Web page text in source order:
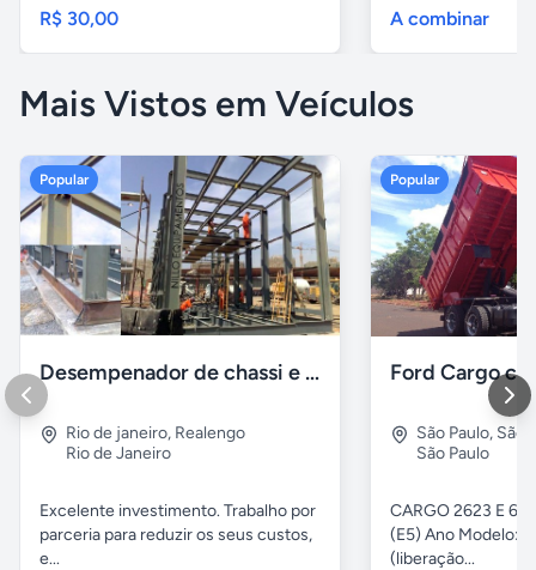
R$ 30,00 A combinar
Mais Vistos em Veículos
Popular
Desempenador de chassi e caçambas basculantes
Rio de janeiro, Realengo
Rio de Janeiro
Excelente investimento. Trabalho por
parceria para reduzir os seus custos,
e...
Popular
São Paulo, São
São Paulo
CARGO 2623 E
(E5) Ano Modelo:
(liberação...